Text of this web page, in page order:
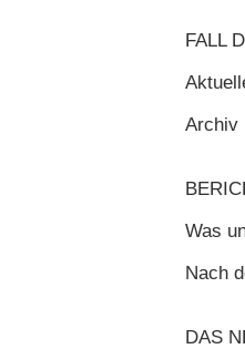
FALL
Archiv
Was
Nach
DAS